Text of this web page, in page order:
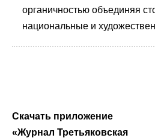
органичностью объединяя
национальные и
Скачать приложение
«Журнал Третьяковская